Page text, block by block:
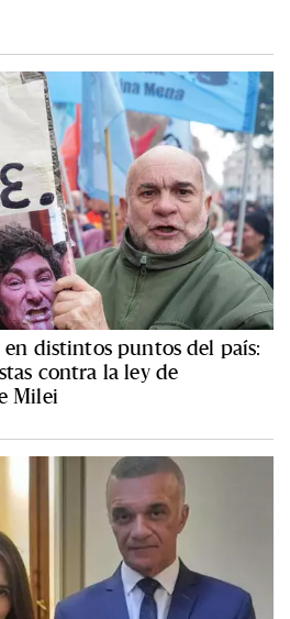
en distintos puntos del país:
contra la ley de
Milei